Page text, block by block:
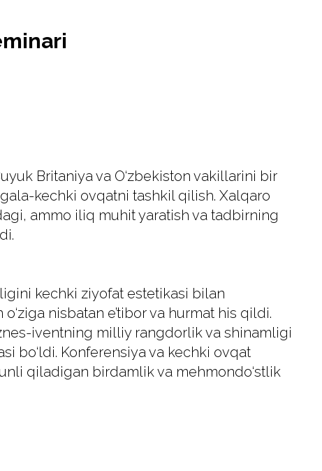
Britaniya va O‘zbekiston vakillarini bir
kechki ovqatni tashkil qilish. Xalqaro
ammo iliq muhit yaratish va tadbirning
kechki ziyofat estetikasi bilan
nisbatan e’tibor va hurmat his qildi.
iventning milliy rangdorlik va shinamligi
bo‘ldi. Konferensiya va kechki ovqat
qiladigan birdamlik va mehmondo‘stlik